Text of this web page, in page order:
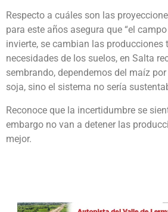
Respecto a cuáles son las
para este años asegura que “el
invierte, se cambian las producciones
necesidades de los suelos, en Salta
sembrando, dependemos del maíz
soja, sino el sistema no sería
Reconoce que la incertidumbre se
embargo no van a detener las
mejor.